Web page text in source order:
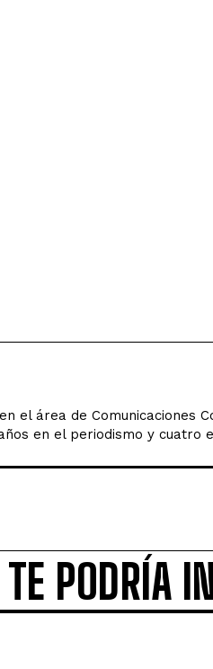
el área de
en el periodismo y cuatro
PODRÍA